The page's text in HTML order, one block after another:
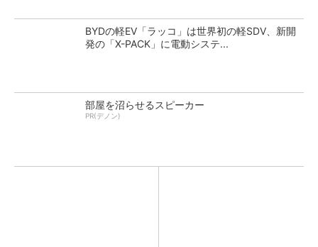
BYDの軽EV「ラッコ」は世界初の軽SDV、新開
発の「X-PACK」に電動システ...
部屋を沼らせるスピーカー
PR(デノン)